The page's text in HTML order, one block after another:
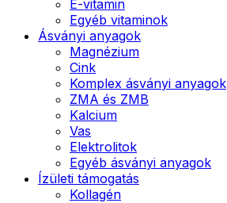
E-vitamin
Egyéb vitaminok
Ásványi anyagok
Magnézium
Cink
Komplex ásványi anyagok
ZMA és ZMB
Kalcium
Vas
Elektrolitok
Egyéb ásványi anyagok
Ízületi támogatás
Kollagén